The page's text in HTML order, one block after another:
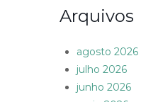
Arquivos
agosto 2026
julho 2026
junho 2026